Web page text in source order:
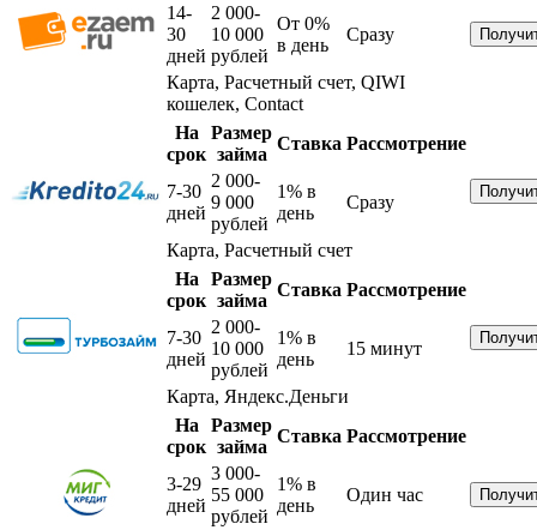
14-
30
дней
2 000-
10 000
рублей
От 0%
в день
Сразу
Карта, Расчетный счет, QIWI
кошелек, Contact
На
срок
Размер
займа
Ставка Рассмотрение
7-30
дней
2 000-
9 000
рублей
1% в
день
Сразу
Карта, Расчетный счет
На
срок
Размер
займа
Ставка Рассмотрение
7-30
дней
2 000-
10 000
рублей
1% в
день
15 минут
Карта, Яндекс.Деньги
На
срок
Размер
займа
Ставка Рассмотрение
3-29
дней
3 000-
55 000
рублей
1% в
день
Один час